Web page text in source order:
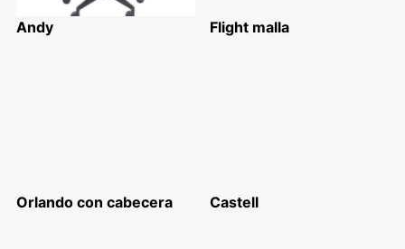
Andy Flight malla
Orlando con cabecera Castell